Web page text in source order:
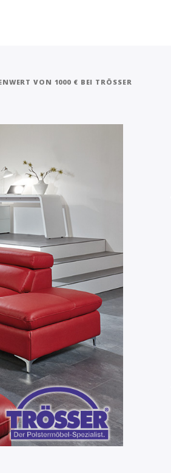
VON 1000 € BEI TRÖSSER